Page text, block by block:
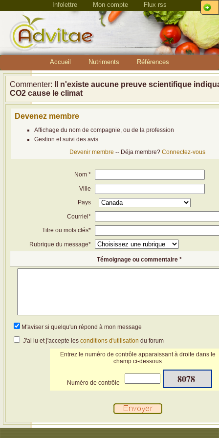
Infolettre Mon compte Flux rss
Accueil Nutriments Références
Commenter: Il n'existe aucune preuve scientifique
CO2 cause le climat
Devenez membre
Affichage du nom de compagnie, ou de la profession
Gestion et suivi des avis
Devenir membre -- Déja membre?Connectez-vous
Nom *
Ville
Pays
Courriel*
Titre ou mots clés*
Rubrique du message*
Témoignage ou commentaire *
M'aviser si quelqu'un répond à mon message
J'ai lu et j'accepte les conditions d'utilisation du forum
Entrez le numéro de contrôle apparaissant à droite dans le
champ ci-dessous
Numéro de contrôle 8078